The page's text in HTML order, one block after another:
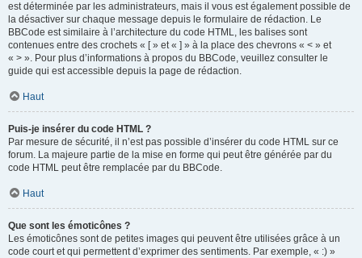
est déterminée par les administrateurs, mais il vous est également possible de
la désactiver sur chaque message depuis le formulaire de rédaction. Le
BBCode est similaire à l’architecture du code HTML, les balises sont
contenues entre des crochets « [ » et « ] » à la place des chevrons « < » et
« > ». Pour plus d’informations à propos du BBCode, veuillez consulter le
guide qui est accessible depuis la page de rédaction.
Haut
Puis-je insérer du code HTML ?
Par mesure de sécurité, il n’est pas possible d’insérer du code HTML sur ce
forum. La majeure partie de la mise en forme qui peut être générée par du
code HTML peut être remplacée par du BBCode.
Haut
Que sont les émoticônes ?
Les émoticônes sont de petites images qui peuvent être utilisées grâce à un
code court et qui permettent d’exprimer des sentiments. Par exemple, « :) »